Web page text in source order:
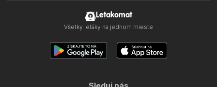
Letakomat
Všetky letáky na jednom mieste